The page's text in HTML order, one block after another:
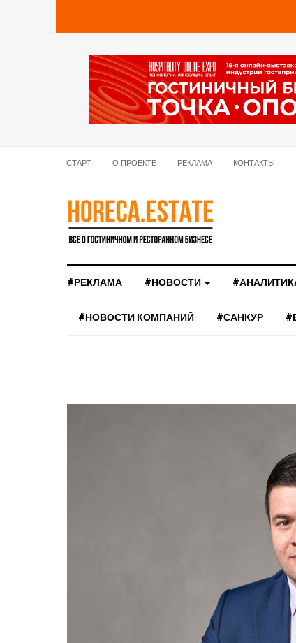
СТАРТ О ПРОЕКТЕ РЕКЛАМА КОНТАКТЫ
#РЕКЛАМА #НОВОСТИ
#НОВОСТИ КОМПАНИЙ #САНКУР